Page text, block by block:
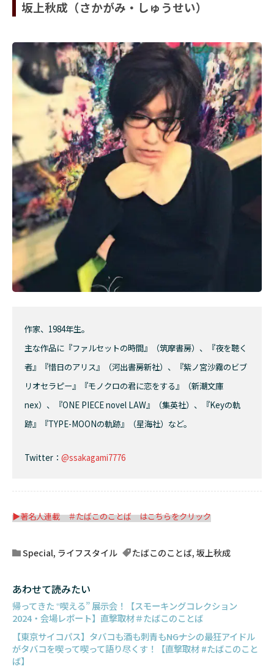
坂上秋成（さかがみ・しゅうせい）
作家、1984年生。
主な作品に『ファルセットの時間』（筑摩書房）、『夜を聴く
者』『惜日のアリス』（河出書房新社）、『紫ノ宮沙霧のビブ
リオセラピー』『モノクロの君に恋をする』（新潮文庫
nex）、『ONE PIECE novel LAW』（集英社）、『Keyの軌
跡』『TYPE-MOONの軌跡』（星海社）など。
Twitter： @ssakagami7776
▶著名人連載 ＃たばこのことば はこちらをクリック
Special, ライフスタイル たばこのことば, 坂上秋成
あわせて読みたい
帰ってきた ‟喫える” 展示会！【スモーキングコレクション
2024・会場レポート】直撃取材＃たばこのことば
【東京サイコパス】タバコも酒も刺青も――NGナシの最狂アイドル
がタバコを喫って喫って語り尽くす！【直撃取材 #たばこのこと
ば】